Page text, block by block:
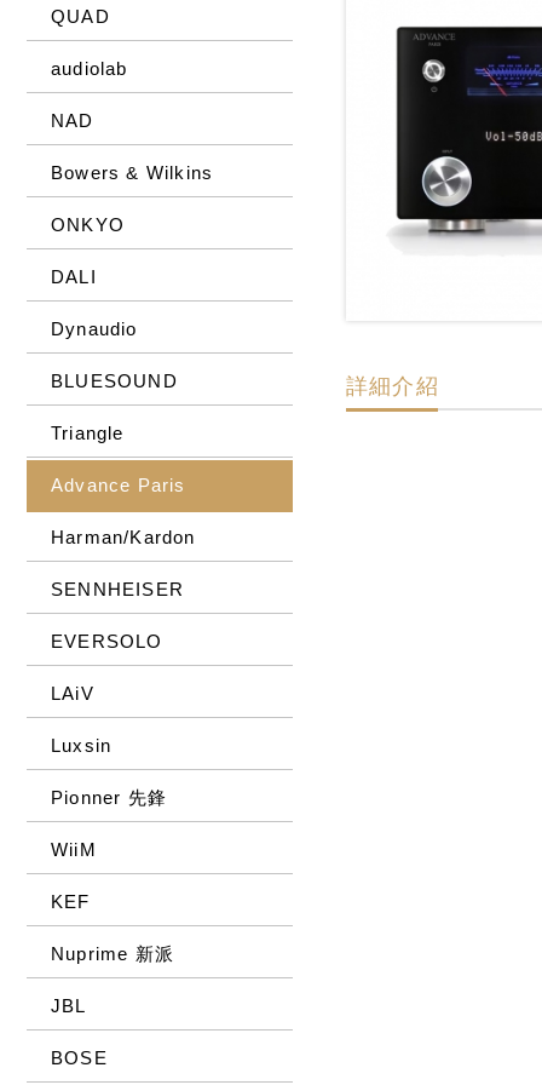
QUAD
audiolab
NAD
Bowers & Wilkins
ONKYO
DALI
Dynaudio
BLUESOUND
Triangle
Advance Paris
Harman/Kardon
SENNHEISER
EVERSOLO
LAiV
Luxsin
Pionner 先鋒
WiiM
KEF
Nuprime 新派
JBL
BOSE
詳細介紹